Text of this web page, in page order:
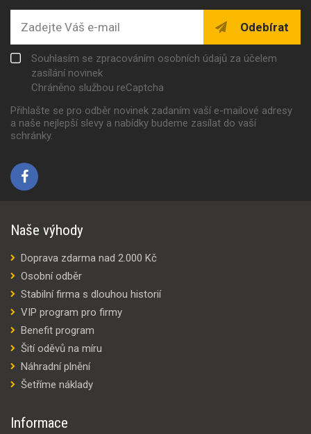
Odebírat
Souhlasím se zpracováním osobních údajů za účelem
zasílání novinek
Chráněno službou reCaptcha
Přihlašte se pro odběr novinek zadaním vaší e-mailové adresy
a naše nejlepší slevy a nabídky budeme zasílat do vaší
schránky.
Naše výhody
Doprava zdarma nad 2.000 Kč
Osobní odběr
Stabilní firma s dlouhou historií
VIP program pro firmy
Benefit program
Šití oděvů na míru
Náhradní plnění
Šetříme náklady
Informace